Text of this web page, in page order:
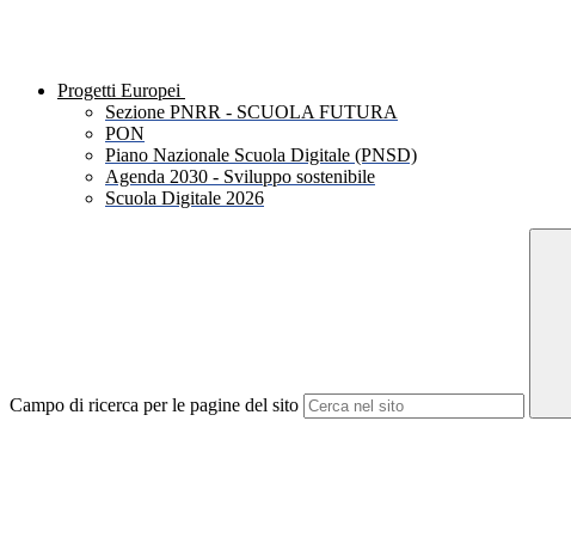
Progetti Europei
Sezione PNRR - SCUOLA FUTURA
PON
Piano Nazionale Scuola Digitale (PNSD)
Agenda 2030 - Sviluppo sostenibile
Scuola Digitale 2026
Campo di ricerca per le pagine del sito